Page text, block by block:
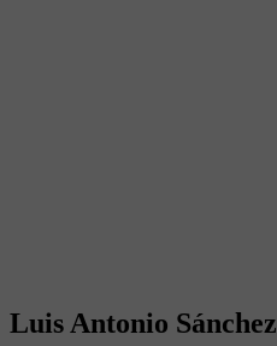
Luis Antonio Sánchez